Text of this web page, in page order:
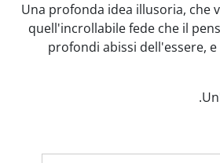
"Una profonda idea illusoria,
quell'incrollabile fede che il
profondi abissi dell'essere,